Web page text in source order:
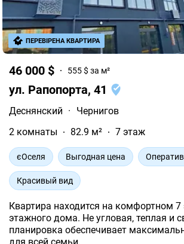
46 000 $ 555 $ за м²
ул. Рапопорта, 41
Деснянский ·
Чернигов
2 комнаты
82.9 м² 7 этаж
єОселя Выгодная цена
Красивый вид
Квартира находится на комфортном 7
этажного дома. Не угловая, теплая и
планировка обеспечивает
ПЕРЕВІРЕНА КВАРТИРА